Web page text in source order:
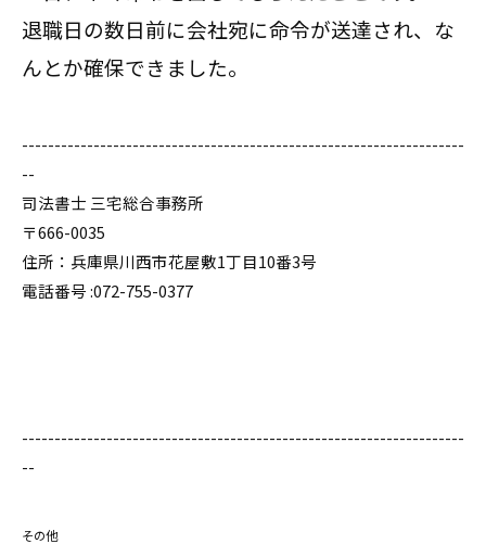
退職日の数日前に会社宛に命令が送達され、な
んとか確保できました。
--------------------------------------------------------------------
--
司法書士 三宅総合事務所
〒666-0035
住所：兵庫県川西市花屋敷1丁目10番3号
電話番号 :072-755-0377
--------------------------------------------------------------------
--
その他